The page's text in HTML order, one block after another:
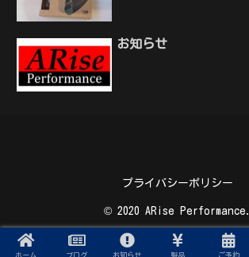
お知らせ
プライバシーポリシー
© 2020 ARise Performance.
ホーム ブログ お知らせ 製品 ご予約